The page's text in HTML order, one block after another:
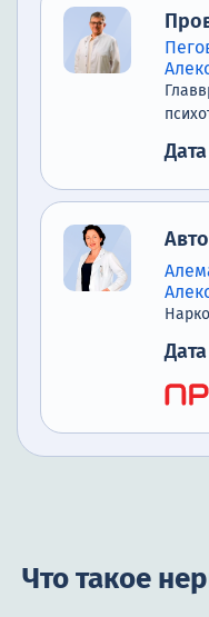
Наша
в Москве
Список
Что такое